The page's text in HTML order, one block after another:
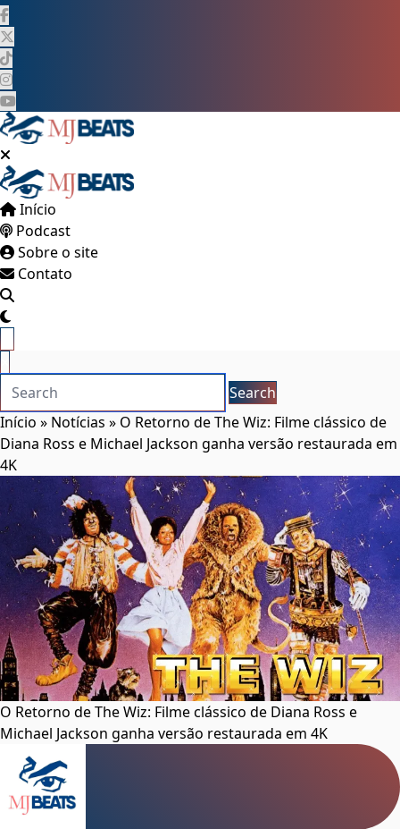
Pular
para
o
conteúdo
Início
Podcast
Sobre o site
Contato
Início » Notícias » O Retorno de The Wiz: Filme clássico de
Diana Ross e Michael Jackson ganha versão restaurada em
4K
O Retorno de The Wiz: Filme clássico de Diana Ross e
Michael Jackson ganha versão restaurada em 4K